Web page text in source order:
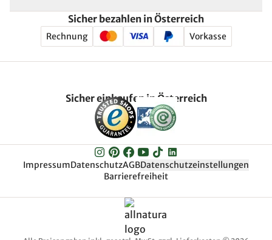
Sicher bezahlen in Österreich
Rechnung Vorkasse
Sicher einkaufen in Österreich
ImpressumDatenschutzAGBDatenschutzeinstellungen
Barrierefreiheit